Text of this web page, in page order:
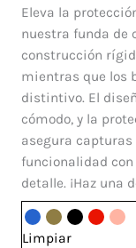
Eleva la
nuestra funda de
construcción
mientras que los
distintivo. El
cómodo, y la
asegura
funcionalidad
detalle. ¡Haz una
Limpiar
360
Metalizado
Xiaomi
Mi
9
SE
cantidad